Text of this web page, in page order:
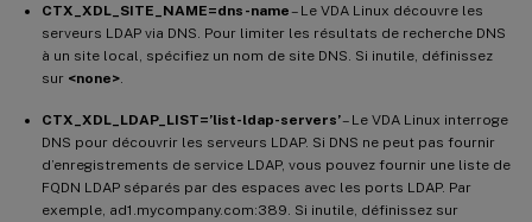
CTX_XDL_SITE_NAME=dns-name– Le VDA Linux découvre les
serveurs LDAP via DNS. Pour limiter les résultats de recherche DNS
à un site local, spécifiez un nom de site DNS. Si inutile, définissez
sur <none>
CTX_XDL_LDAP_LIST=’list-ldap-servers’– Le VDA Linux interroge
DNS pour découvrir les serveurs LDAP. Si DNS ne peut pas fournir
d’enregistrements de service LDAP, vous pouvez fournir une liste de
FQDN LDAP séparés par des espaces avec les ports LDAP. Par
exemple, ad1.mycompany.com:389. Si inutile, définissez sur